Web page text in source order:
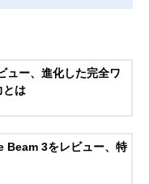
ュー、進化した完全ワ
とは
3をレビュー、特